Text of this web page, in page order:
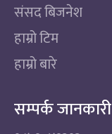
संसद बिजनेश
हाम्रो टिम
हाम्रो बारे
सम्पर्क जानकारी